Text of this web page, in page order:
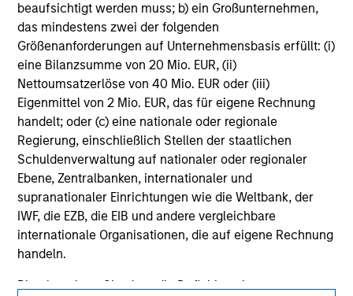
beaufsichtigt werden muss; b) ein Großunternehmen,
das mindestens zwei der folgenden
Größenanforderungen auf Unternehmensbasis erfüllt: (i)
eine Bilanzsumme von 20 Mio. EUR, (ii)
Nettoumsatzerlöse von 40 Mio. EUR oder (iii)
Eigenmittel von 2 Mio. EUR, das für eigene Rechnung
handelt; oder (c) eine nationale oder regionale
Regierung, einschließlich Stellen der staatlichen
Schuldenverwaltung auf nationaler oder regionaler
Ebene, Zentralbanken, internationaler und
supranationaler Einrichtungen wie die Weltbank, der
IWF, die EZB, die EIB und andere vergleichbare
internationale Organisationen, die auf eigene Rechnung
handeln.
Bitte beachten Sie, dass die Definition eines
The information on this page is for informational
purposes only. The information contained herein does
not constitute and should not be construed as an
offering of advisory services or an offer to sell or a
solicitation of an offer to buy any securities in any
jurisdiction in which such offer or solicitation,
purchase or sale would be unlawful under the
securities, insurance or other laws of such jurisdiction.
All investing involves risks, including a loss of principal.
Please refer to the strategy detail page for important
information on the strategy, including additional risk
considerations.